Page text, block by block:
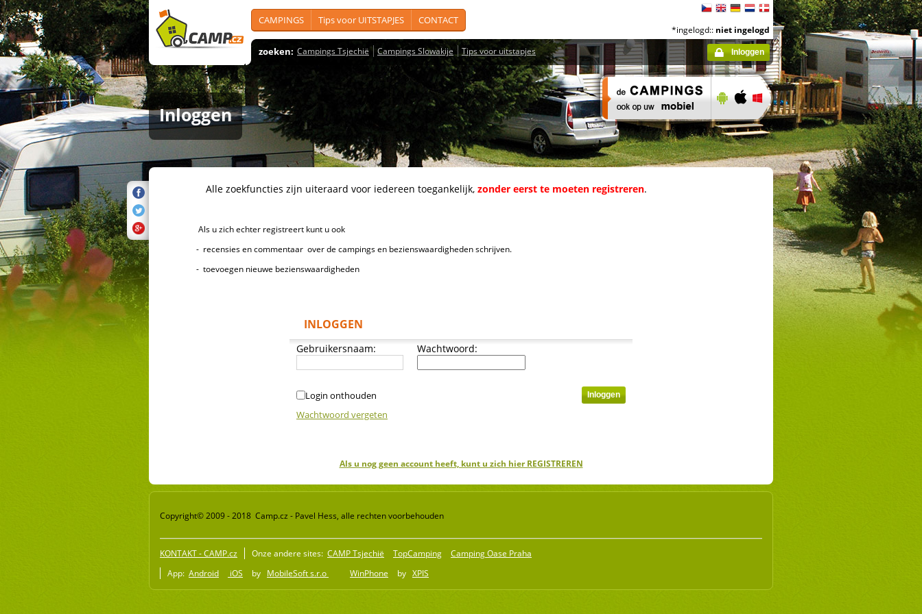
CAMPINGS Tips voor UITSTAPJES CONTACT
zoeken: Campings Tsjechië Campings Slowakije Tips voor uitstapjes
*ingelogd:: niet ingelogd
Inloggen
Inloggen
Alle zoekfuncties zijn uiteraard voor iedereen toegankelijk, zonder eerst te moeten registreren.
Als u zich echter registreert kunt u ook
- recensies en commentaar over de campings en bezienswaardigheden schrijven.
- toevoegen nieuwe bezienswaardigheden
INLOGGEN
Gebruikersnaam: Wachtwoord:
Login onthouden
Wachtwoord vergeten
Als u nog geen account heeft, kunt u zich hier REGISTREREN
Copyright© 2009 - 2018 Camp.cz - Pavel Hess, alle rechten voorbehouden
KONTAKT - CAMP.cz Onze andere sites: CAMP Tsjechië TopCamping
Camping Oase Praha
App: Android iOS by MobileSoft s.r.o WinPhone by XPIS